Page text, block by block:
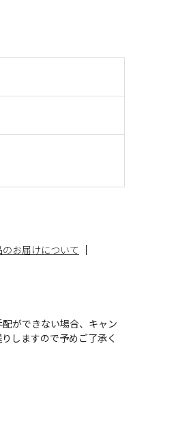
お届けについて
ができない場合、キャン
しますので予めご了承く